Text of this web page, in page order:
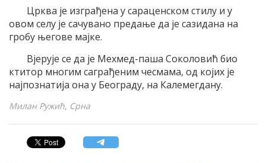
Црква је изграђена у сараценском стилу и у
овом селу је сачувано предање да је сазидана на
гробу његове мајке.
Вјерује се да је Мехмед-паша Соколовић био
ктитор многим саграђеним чесмама, од којих је
најпознатија она у Београду, на Калемегдану.
Милан Ружић, Срна